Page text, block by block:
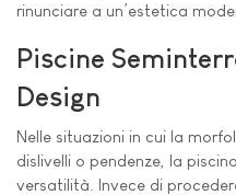
rinunciare a un’estetica
Piscine
Design
Nelle situazioni in cui la
dislivelli o pendenze, la
versatilità. Invece di